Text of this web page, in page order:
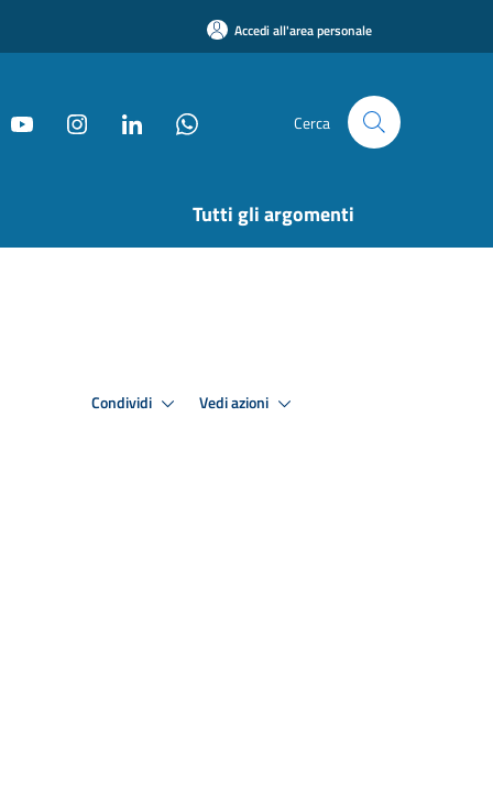
Accedi all'area personale
Cerca
Tutti gli argomenti
Condividi Vedi azioni